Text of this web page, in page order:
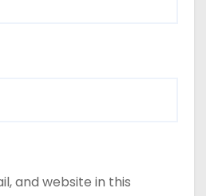
and website in this